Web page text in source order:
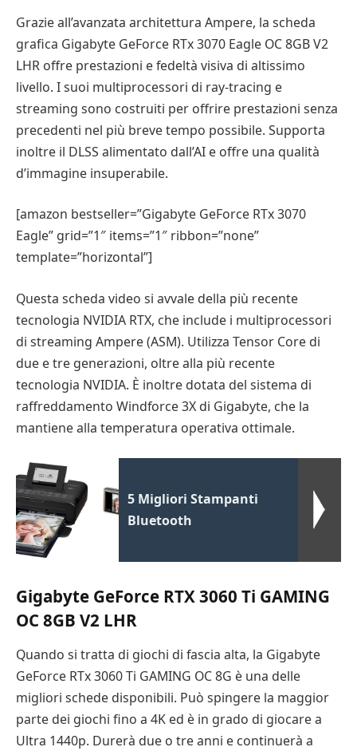
Grazie all’avanzata architettura Ampere, la scheda
grafica Gigabyte GeForce RTx 3070 Eagle OC 8GB V2
LHR offre prestazioni e fedeltà visiva di altissimo
livello. I suoi multiprocessori di ray-tracing e
streaming sono costruiti per offrire prestazioni senza
precedenti nel più breve tempo possibile. Supporta
inoltre il DLSS alimentato dall’AI e offre una qualità
d’immagine insuperabile.
[amazon bestseller=”Gigabyte GeForce RTx 3070
Eagle” grid=”1″ items=”1″ ribbon=”none”
template=”horizontal”]
Questa scheda video si avvale della più recente
tecnologia NVIDIA RTX, che include i multiprocessori
di streaming Ampere (ASM). Utilizza Tensor Core di
due e tre generazioni, oltre alla più recente
tecnologia NVIDIA. È inoltre dotata del sistema di
raffreddamento Windforce 3X di Gigabyte, che la
mantiene alla temperatura operativa ottimale.
5 Migliori Stampanti
Bluetooth
Gigabyte GeForce RTX 3060 Ti GAMING
OC 8GB V2 LHR
Quando si tratta di giochi di fascia alta, la Gigabyte
GeForce RTx 3060 Ti GAMING OC 8G è una delle
migliori schede disponibili. Può spingere la maggior
parte dei giochi fino a 4K ed è in grado di giocare a
Ultra 1440p. Durerà due o tre anni e continuerà a